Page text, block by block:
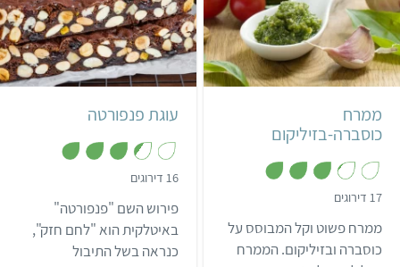
קל 10 דקות
ממרח
כוסברה-בזיליקום
17 דירוגים
.
2
מ
ת
ממרח פשוט וקל המבוסס על
כוסברה ובזיליקום. הממרח
קל איטלקי
עוגת פנפורטה
16 דירוגים
.
4
מ
ת
ו
פירוש השם "פנפורטה"
באיטלקית הוא "לחם חזק",
כנראה בשל התיבול